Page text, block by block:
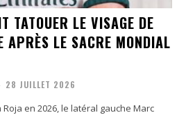
TATOUER LE VISAGE DE
APRÈS LE SACRE MONDIAL
28 JUILLET 2026
en 2026, le latéral gauche Marc